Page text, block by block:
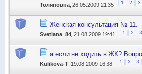
Толяновна , 26.05.2009 21:35 1 2 3
Женская консультация № 11.
Svetlana_84 , 21.08.2009 19:41 1 2 3
а если не ходить в ЖК?
Kulikova-T , 19.08.2009 16:38 1 2 3